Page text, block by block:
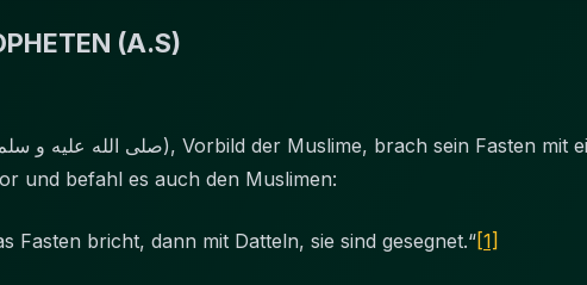
(A.S)
und befahl es auch den Muslimen:
Fasten bricht, dann mit Datteln, sie sind gesegnet.“[1]